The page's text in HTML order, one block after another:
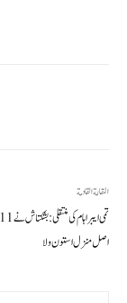
المقالة القادمة
اصل منزل استون ولا